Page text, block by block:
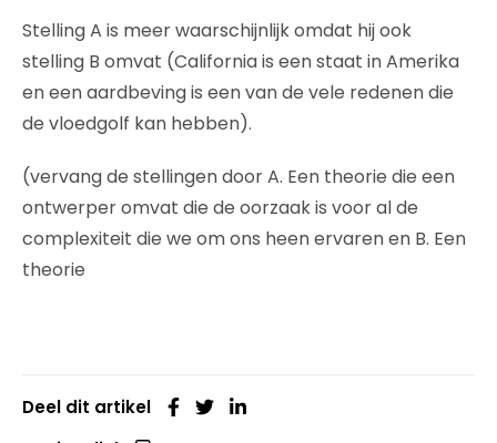
Stelling A is meer waarschijnlijk omdat hij ook
stelling B omvat (California is een staat in Amerika
en een aardbeving is een van de vele redenen die
de vloedgolf kan hebben).
(vervang de stellingen door A. Een theorie die een
ontwerper omvat die de oorzaak is voor al de
complexiteit die we om ons heen ervaren en B. Een
theorie
Deel dit artikel